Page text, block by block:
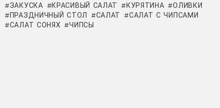
ЗАКУСКА КРАСИВЫЙ САЛАТ КУРЯТИНА
ОЛИВКИ
ПРАЗДНИЧНЫЙ СТОЛ
САЛАТ
САЛАТ С ЧИПСАМИ
САЛАТ СОНЯХ
ЧИПСЫ